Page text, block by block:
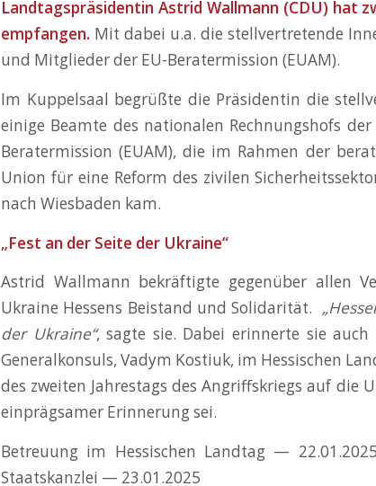
Landtagspräsidentin Astrid Wallmann (CDU) hat
empfangen. Mit dabei u.a. die stellvertretende
und Mitglieder der EU-Beratermission (EUAM).
Im Kuppelsaal begrüßte die Präsidentin die
einige Beamte des nationalen Rechnungshofs
Beratermission (EUAM), die im Rahmen der
Union für eine Reform des zivilen
nach Wiesbaden kam.
„Fest an der Seite der Ukraine“
Astrid Wallmann bekräftigte gegenüber allen
Ukraine Hessens Beistand und Solidarität.
der Ukraine“, sagte sie. Dabei erinnerte sie
Generalkonsuls, Vadym Kostiuk, im Hessischen
des zweiten Jahrestags des Angriffskriegs auf die
einprägsamer Erinnerung sei.
Betreuung im Hessischen Landtag —
Staatskanzlei — 23.01.2025